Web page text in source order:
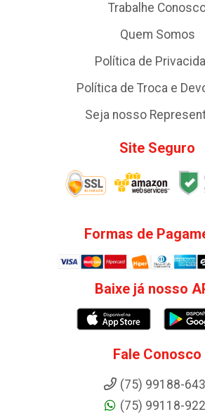
Trabalhe
Quem Somos
Política de
Política de Troca e
Seja nosso
Site Seguro
Formas de
Baixe já nosso
Fale Conosco
(75) 99188-
(75) 99118-